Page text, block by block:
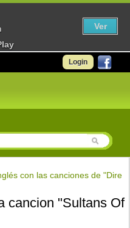
Login
con las canciones de "Dire
cancion "Sultans Of
Ver